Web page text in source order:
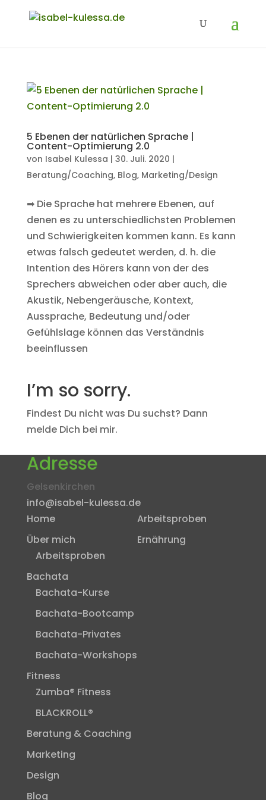
5 Ebenen der natürlichen Sprache |
Content-Optimierung 2.0
von Isabel Kulessa | 30. Juli. 2020 |
Beratung/Coaching, Blog, Marketing/Design
➡ Die Sprache hat mehrere Ebenen, auf
denen es zu unterschiedlichsten Problemen
und Schwierigkeiten kommen kann. Es kann
etwas falsch gedeutet werden, d. h. die
Intention des Hörers kann von der des
Sprechers abweichen oder aber auch, die
Akustik, Nebengeräusche, Kontext,
Aussprache, Bedeutung und/oder
Gefühlslage können das Verständnis
beeinflussen
I’m so sorry.
Findest Du nicht was Du suchst? Dann
melde Dich bei mir.
Adresse
Gelsenkirchen
info@isabel-kulessa.de
Home
Über mich
Arbeitsproben
Bachata
Bachata-Kurse
Bachata-Bootcamp
Bachata-Privates
Bachata-Workshops
Fitness
Zumba® Fitness
BLACKROLL®
Beratung & Coaching
Marketing
Design
Blog
Arbeitsproben
Ernährung